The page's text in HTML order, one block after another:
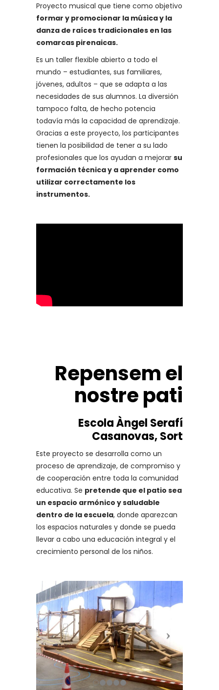
Proyecto musical que tiene como objetivo
formar y promocionar la música y la
danza de raíces tradicionales en las
comarcas pirenaicas.
Es un taller flexible abierto a todo el
mundo – estudiantes, sus familiares,
jóvenes, adultos – que se adapta a las
necesidades de sus alumnos. La diversión
tampoco falta, de hecho potencia
todavía más la capacidad de aprendizaje.
Gracias a este proyecto, los participantes
tienen la posibilidad de tener a su lado
profesionales que los ayudan a mejorar su
formación técnica y a aprender como
utilizar correctamente los
instrumentos.
Repensem el
nostre pati
Escola Àngel Serafí
Casanovas, Sort
Este proyecto se desarrolla como un
proceso de aprendizaje, de compromiso y
de cooperación entre toda la comunidad
educativa. Se pretende que el patio sea
un espacio armónico y saludable
dentro de la escuela, donde aparezcan
los espacios naturales y donde se pueda
llevar a cabo una educación integral y el
crecimiento personal de los niños.